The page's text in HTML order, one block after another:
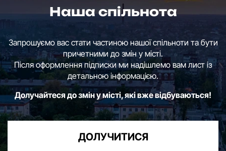
Наша спільнота
Запрошуємо вас стати частиною нашої спільноти та бути
причетними до змін у місті.
Після оформлення підписки ми надішлемо вам лист із
детальною інформацією.
Долучайтеся до змін у місті, які вже відбуваються!
ДОЛУЧИТИСЯ